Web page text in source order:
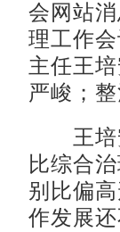
会网站
理工作
主任王
严峻；
王培安
比综合
别比偏
作发展